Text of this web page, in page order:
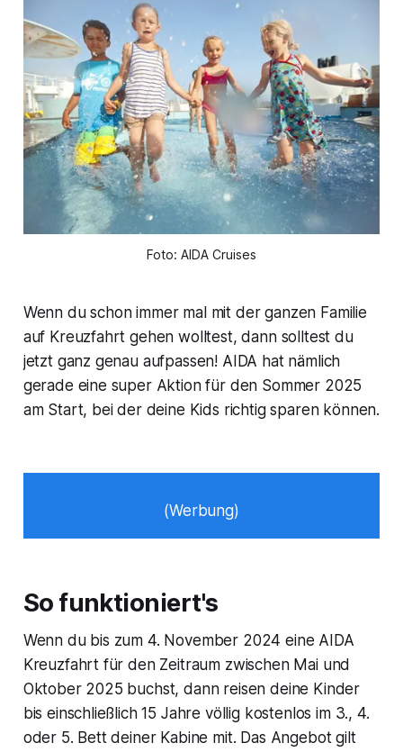
Foto: AIDA Cruises
Wenn du schon immer mal mit der ganzen Familie
auf Kreuzfahrt gehen wolltest, dann solltest du
jetzt ganz genau aufpassen! AIDA hat nämlich
gerade eine super Aktion für den Sommer 2025
am Start, bei der deine Kids richtig sparen können.
(Werbung)
So funktioniert's
Wenn du bis zum 4. November 2024 eine AIDA
Kreuzfahrt für den Zeitraum zwischen Mai und
Oktober 2025 buchst, dann reisen deine Kinder
bis einschließlich 15 Jahre völlig kostenlos im 3., 4.
oder 5. Bett deiner Kabine mit. Das Angebot gilt